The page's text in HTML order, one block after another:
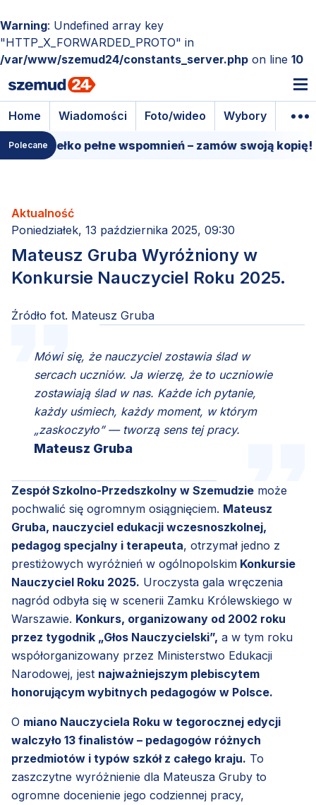
Warning: Undefined array key
"HTTP_X_FORWARDED_PROTO" in
/var/www/szemud24/constants_server.php on line 10
Home Wiadomości Foto/wideo Wybory
Polecane
pudełko pełne wspomnień – zamów swoją kopię!
Aktualność
Poniedziałek, 13 października 2025, 09:30
Mateusz Gruba Wyróżniony w
Konkursie Nauczyciel Roku 2025.
Źródło fot. Mateusz Gruba
Mówi się, że nauczyciel zostawia ślad w
sercach uczniów. Ja wierzę, że to uczniowie
zostawiają ślad w nas. Każde ich pytanie,
każdy uśmiech, każdy moment, w którym
„zaskoczyło” — tworzą sens tej pracy.
Mateusz Gruba
Zespół Szkolno-Przedszkolny w Szemudzie może
pochwalić się ogromnym osiągnięciem. Mateusz
Gruba, nauczyciel edukacji wczesnoszkolnej,
pedagog specjalny i terapeuta, otrzymał jedno z
prestiżowych wyróżnień w ogólnopolskim Konkursie
Nauczyciel Roku 2025. Uroczysta gala wręczenia
nagród odbyła się w scenerii Zamku Królewskiego w
Warszawie. Konkurs, organizowany od 2002 roku
przez tygodnik „Głos Nauczycielski”, a w tym roku
współorganizowany przez Ministerstwo Edukacji
Narodowej, jest najważniejszym plebiscytem
honorującym wybitnych pedagogów w Polsce.
O miano Nauczyciela Roku w tegorocznej edycji
walczyło 13 finalistów – pedagogów różnych
przedmiotów i typów szkół z całego kraju. To
zaszczytne wyróżnienie dla Mateusza Gruby to
ogromne docenienie jego codziennej pracy,